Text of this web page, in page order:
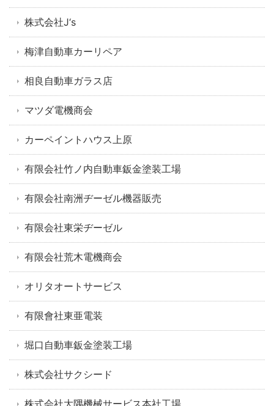
株式会社J‘s
梅津自動車カーリペア
相良自動車ガラス店
マツダ電機商会
カーペイントハウス上原
有限会社竹ノ内自動車鈑金塗装工場
有限会社南洲ヂーゼル機器販売
有限会社東栄ヂーゼル
有限会社荒木電機商会
オリタオートサービス
有限會社東亜電装
堀口自動車鈑金塗装工場
株式会社サクシード